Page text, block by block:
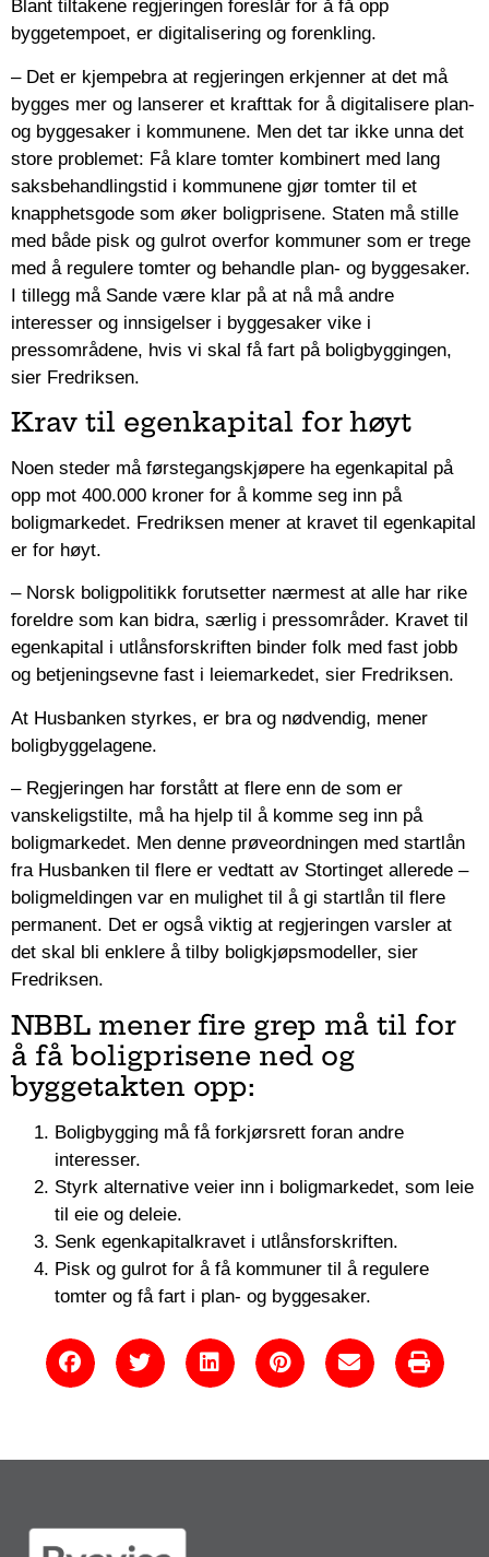
Blant tiltakene regjeringen foreslår for å få opp
byggetempoet, er digitalisering og forenkling.
– Det er kjempebra at regjeringen erkjenner at det må
bygges mer og lanserer et krafttak for å digitalisere plan-
og byggesaker i kommunene. Men det tar ikke unna det
store problemet: Få klare tomter kombinert med lang
saksbehandlingstid i kommunene gjør tomter til et
knapphetsgode som øker boligprisene. Staten må stille
med både pisk og gulrot overfor kommuner som er trege
med å regulere tomter og behandle plan- og byggesaker.
I tillegg må Sande være klar på at nå må andre
interesser og innsigelser i byggesaker vike i
pressområdene, hvis vi skal få fart på boligbyggingen,
sier Fredriksen.
Krav til egenkapital for høyt
Noen steder må førstegangskjøpere ha egenkapital på
opp mot 400.000 kroner for å komme seg inn på
boligmarkedet. Fredriksen mener at kravet til egenkapital
er for høyt.
– Norsk boligpolitikk forutsetter nærmest at alle har rike
foreldre som kan bidra, særlig i pressområder. Kravet til
egenkapital i utlånsforskriften binder folk med fast jobb
og betjeningsevne fast i leiemarkedet, sier Fredriksen.
At Husbanken styrkes, er bra og nødvendig, mener
boligbyggelagene.
– Regjeringen har forstått at flere enn de som er
vanskeligstilte, må ha hjelp til å komme seg inn på
boligmarkedet. Men denne prøveordningen med startlån
fra Husbanken til flere er vedtatt av Stortinget allerede –
boligmeldingen var en mulighet til å gi startlån til flere
permanent. Det er også viktig at regjeringen varsler at
det skal bli enklere å tilby boligkjøpsmodeller, sier
Fredriksen.
NBBL mener fire grep må til for
å få boligprisene ned og
byggetakten opp:
Boligbygging må få forkjørsrett foran andre
interesser.
Styrk alternative veier inn i boligmarkedet, som leie
til eie og deleie.
Senk egenkapitalkravet i utlånsforskriften.
Pisk og gulrot for å få kommuner til å regulere
tomter og få fart i plan- og byggesaker.